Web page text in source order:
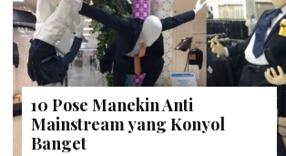
10 Pose Manekin Anti
Mainstream yang Konyol
Banget